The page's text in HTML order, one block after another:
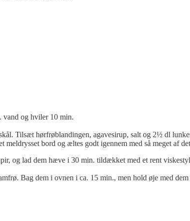
vand og hviler 10 min.
Tilsæt hørfrøblandingen, agavesirup, salt og 2½ dl
bord og æltes godt igennem med så meget af
og lad dem hæve i 30 min. tildækket med et rent
Bag dem i ovnen i ca. 15 min., men hold øje med